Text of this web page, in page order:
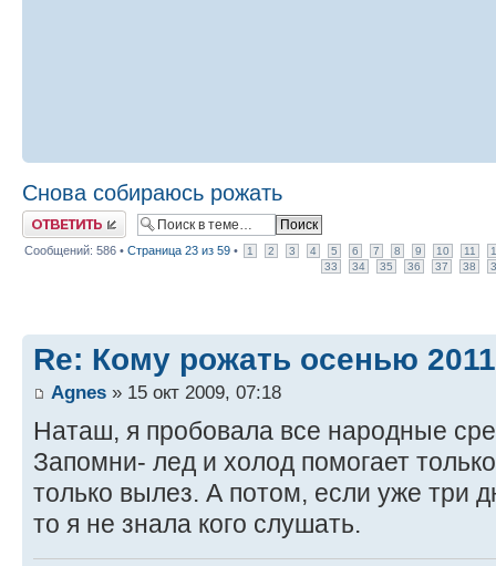
Снова собираюсь рожать
Ответить
Сообщений: 586 • Страница 23 из 59 • 1 2 3 4 5 6 7 8 9 10 11
33
34 35 36 37 38
Re: Кому рожать осенью
Agnes » 15 окт 2009, 07:18
Наташ, я пробовала все народные
Запомни- лед и холод помогает
только вылез. А потом, если уже три
то я не знала кого слушать.